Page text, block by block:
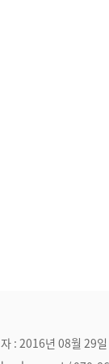
: 2016년 08월 29일